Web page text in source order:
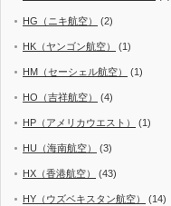
HG（ニキ航空） (2)
HK（ヤンゴン航空） (1)
HM（セーシェル航空） (1)
HO（吉祥航空） (4)
HP（アメリカウエスト） (1)
HU（海南航空） (3)
HX（香港航空） (43)
HY（ウズベキスタン航空） (14)